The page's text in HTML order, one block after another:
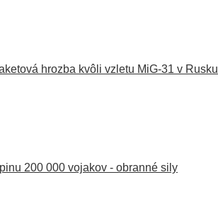
hrozba kvôli vzletu MiG-31 v Rusku
200 000 vojakov - obranné sily